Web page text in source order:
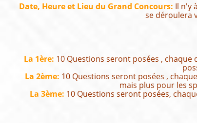
Date, Heure et Lieu du Grand Concours: Il n'y
se déroulera
La 1ère: 10 Questions seront posées ,
La 2ème: 10 Questions seront posées ,
mais plus pour les
La 3ème: 10 Questions seront posées,